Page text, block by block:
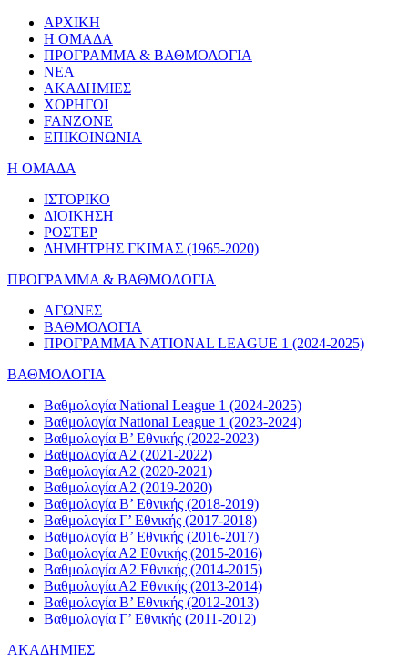
ΑΡΧΙΚΗ
Η ΟΜΑΔΑ
ΠΡΟΓΡΑΜΜΑ & ΒΑΘΜΟΛΟΓΙΑ
ΝΕΑ
ΑΚΑΔΗΜΙΕΣ
ΧΟΡΗΓΟΙ
FANZONE
ΕΠΙΚΟΙΝΩΝΙΑ
Η ΟΜΑΔΑ
ΙΣΤΟΡΙΚΟ
ΔΙΟΙΚΗΣΗ
ΡΟΣΤΕΡ
ΔΗΜΗΤΡΗΣ ΓΚΙΜΑΣ (1965-2020)
ΠΡΟΓΡΑΜΜΑ & ΒΑΘΜΟΛΟΓΙΑ
ΑΓΩΝΕΣ
ΒΑΘΜΟΛΟΓΙΑ
ΠΡΟΓΡΑΜΜΑ NATIONAL LEAGUE 1 (2024-2025)
ΒΑΘΜΟΛΟΓΙΑ
Βαθμολογία National League 1 (2024-2025)
Βαθμολογία National League 1 (2023-2024)
Βαθμολογία Β’ Εθνικής (2022-2023)
Βαθμολογία Α2 (2021-2022)
Βαθμολογία Α2 (2020-2021)
Βαθμολογία Α2 (2019-2020)
Βαθμολογία B’ Εθνικής (2018-2019)
Βαθμολογία Γ’ Εθνικής (2017-2018)
Βαθμολογία Β’ Εθνικής (2016-2017)
Βαθμολογία Α2 Εθνικής (2015-2016)
Βαθμολογία Α2 Εθνικής (2014-2015)
Βαθμολογία Α2 Εθνικής (2013-2014)
Βαθμολογία Β’ Εθνικής (2012-2013)
Βαθμολογία Γ’ Εθνικής (2011-2012)
ΑΚΑΔΗΜΙΕΣ